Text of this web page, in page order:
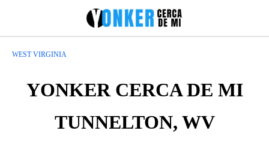
WEST VIRGINIA
YONKER CERCA DE MI
TUNNELTON, WV